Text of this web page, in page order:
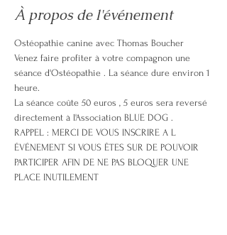
À propos de l'événement
Ostéopathie canine avec Thomas Boucher
Venez faire profiter à votre compagnon une
séance d'Ostéopathie . La séance dure environ 1
heure.
La séance coûte 50 euros , 5 euros sera reversé
directement à l'Association BLUE DOG .
RAPPEL : MERCI DE VOUS INSCRIRE A L
ÉVÉNEMENT SI VOUS ÊTES SUR DE POUVOIR
PARTICIPER AFIN DE NE PAS BLOQUER UNE
PLACE INUTILEMENT